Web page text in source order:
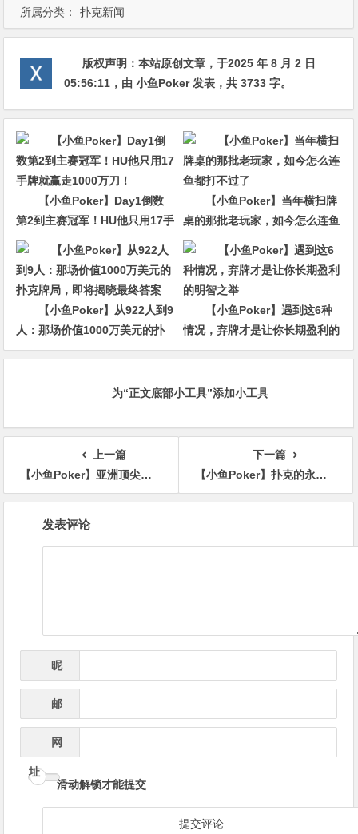
所属分类： 扑克新闻
版权声明：本站原创文章，于2025 年 8 月 2 日
05:56:11 ，由小鱼Poker发表，共 3733 字。
【小鱼Poker】Day1倒数
第2到主赛冠军！HU他只用17手
牌就赢走1000万刀！
【小鱼Poker】当年横扫牌
桌的那批老玩家，如今怎么连鱼
都打不过了
【小鱼Poker】从922人到9
人：那场价值1000万美元的扑
克牌局，即将揭晓最终答案
【小鱼Poker】遇到这6种
情况，弃牌才是让你长期盈利的
明智之举
为“正文底部小工具”添加小工具
上一篇
【小鱼Poker】亚洲顶尖赛事首登日本，2025USOP大阪站定档10月2日-8日，总保底高达 2.2 亿日元！
下一篇
【小鱼Poker】扑克的永恒之辩：运气与技巧，孰重孰轻？
发表评论
昵
邮
网
址
滑动解锁才能提交